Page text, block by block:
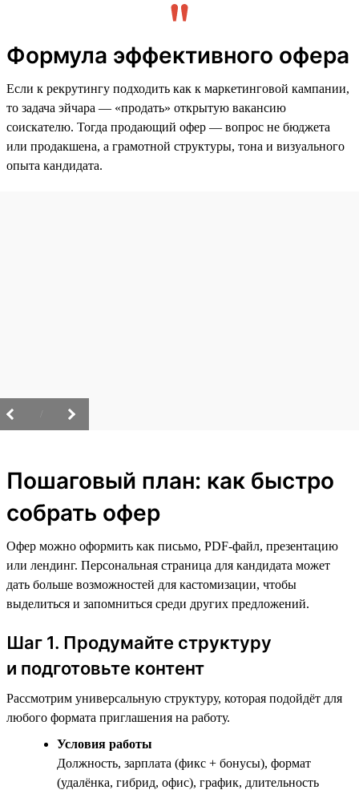
Формула эффективного офера
Если к рекрутингу подходить как к маркетинговой кампании,
то задача эйчара — «продать» открытую вакансию
соискателю. Тогда продающий офер — вопрос не бюджета
или продакшена, а грамотной структуры, тона и визуального
опыта кандидата.
Пошаговый план: как быстро
собрать офер
Офер можно оформить как письмо, PDF-файл, презентацию
или лендинг. Персональная страница для кандидата может
дать больше возможностей для кастомизации, чтобы
выделиться и запомниться среди других предложений.
Шаг 1. Продумайте структуру
и подготовьте контент
Рассмотрим универсальную структуру, которая подойдёт для
любого формата приглашения на работу.
Условия работы
Должность, зарплата (фикс + бонусы), формат
(удалёнка, гибрид, офис), график, длительность